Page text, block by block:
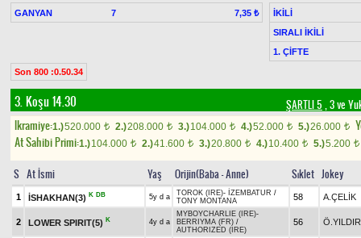
GANYAN 7 7,35 ₺
İKİLİ
SIRALI İKİLİ
1. ÇİFTE
Son 800 :0.50.34
3. Koşu 14.30 ŞARTLI 5 , 3 ve
Ikramiye:1.)520.000 t 2.)208.000 t 3.)104.000 t 4.)52.000 t 5.)26.000 t
At Sahibi Primi:1.)104.000 t 2.)41.600 t 3.)20.800 t 4.)10.400 t 5.)5.200 t
S At İsmi Yaş Orijin(Baba - Anne) Sıklet Jokey
1 İSHAKHAN(3) K DB 5y d a TOROK (IRE)- İZEMBATUR /
TONY MONTANA
58 A.ÇELİK
2 LOWER SPIRIT(5) K 4y d a
MYBOYCHARLIE (IRE)-
BERRIYMA (FR) /
AUTHORIZED (IRE)
56